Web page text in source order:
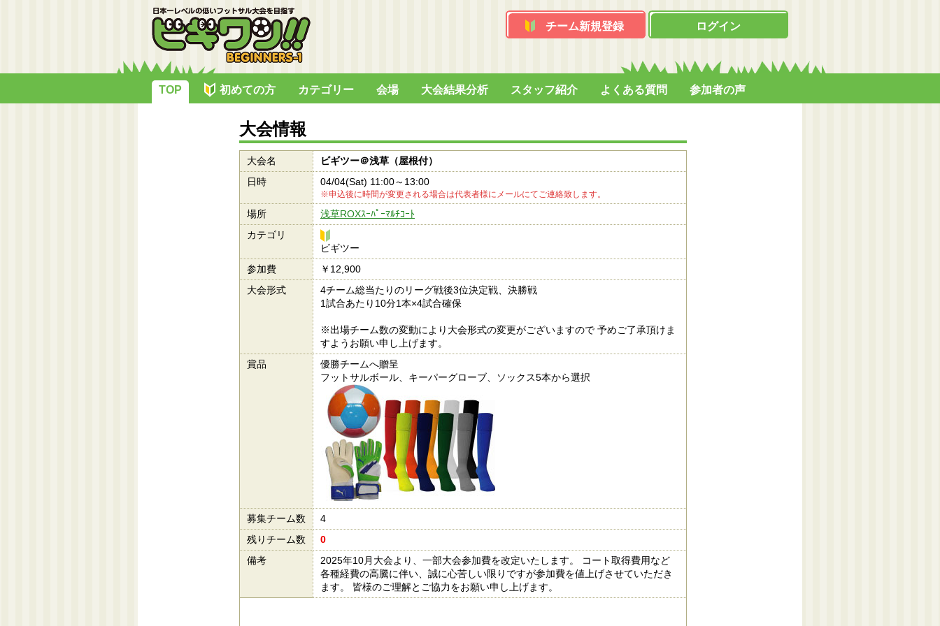
チーム新規登録 ログイン
TOP 初めての方 カテゴリー 会場 大会結果分析 スタッフ紹介 よくある質問 参加者の声
大会情報
大会名
ビギツー＠浅草（屋根付）
日時
04/04(Sat) 11:00～13:00
※申込後に時間が変更される場合は代表者様にメールにてご連絡致します。
場所
浅草ROXｽｰﾊﾟｰﾏﾙﾁｺｰﾄ
カテゴリ
ビ
ギ
ツ
ー
ビギツー
参加費
￥12,900
大会形式
4チーム総当たりのリーグ戦後3位決定戦、決勝戦
1試合あたり10分1本×4試合確保
※出場チーム数の変動により大会形式の変更がございますので 予めご了承頂けま
すようお願い申し上げます。
賞品
優勝チームへ贈呈
フットサルボール、キーパーグローブ、ソックス5本から選択
募集チーム数
4
残りチーム数
0
備考
2025年10月大会より、一部大会参加費を改定いたします。 コート取得費用など
各種経費の高騰に伴い、誠に心苦しい限りですが参加費を値上げさせていただき
ます。 皆様のご理解とご協力をお願い申し上げます。